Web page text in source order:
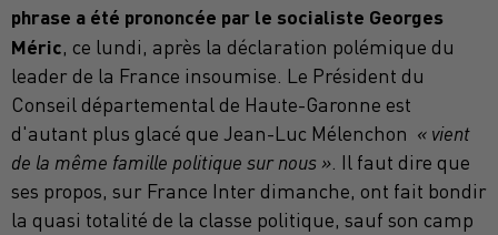
phrase a été prononcée par le socialiste Georges
Méric, ce lundi, après la déclaration polémique du
leader de la France insoumise. Le Président du
Conseil départemental de Haute-Garonne est
d'autant plus glacé que Jean-Luc Mélenchon « vient
de la même famille politique sur nous » . Il faut dire que
ses propos, sur France Inter dimanche, ont fait bondir
la quasi totalité de la classe politique, sauf son camp